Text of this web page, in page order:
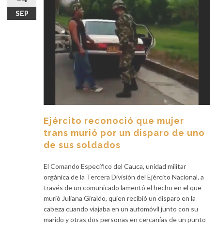
SEP
Ejército reconoció que mujer
trans murió por un disparo de uno
de sus soldados
El Comando Específico del Cauca, unidad militar
orgánica de la Tercera División del Ejército Nacional, a
través de un comunicado lamentó el hecho en el que
murió Juliana Giraldo, quien recibió un disparo en la
cabeza cuando viajaba en un automóvil junto con su
marido y otras dos personas en cercanías de un punto